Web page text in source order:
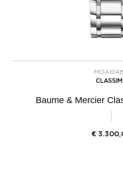
Baume & Mercier
€